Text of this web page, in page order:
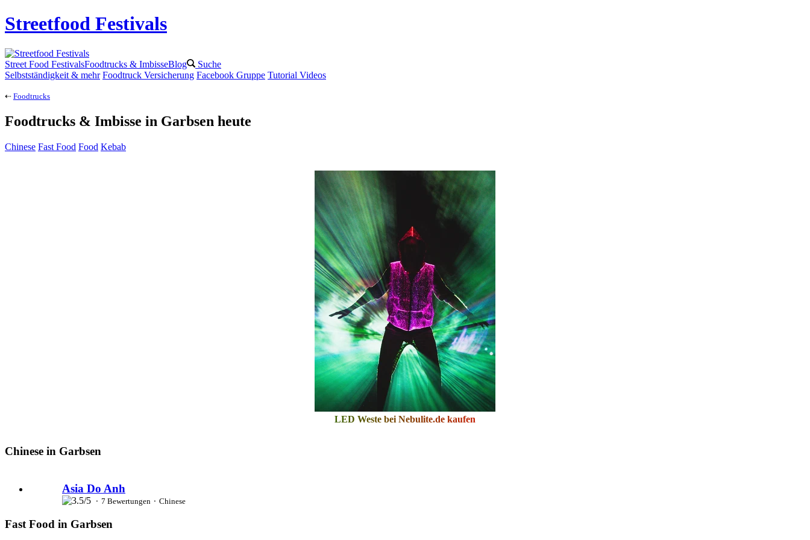
Streetfood Festivals
Street Food FestivalsFoodtrucks & ImbisseBlog
Suche
Selbstständigkeit & mehr Foodtruck Versicherung Facebook Gruppe Tutorial Videos
⇠ Foodtrucks
Foodtrucks & Imbisse in Garbsen heute
Chinese Fast Food Food Kebab
LED Weste bei Nebulite.de kaufen
Chinese in Garbsen
Asia Do Anh
⬝ 7 Bewertungen ⬝ Chinese
Fast Food in Garbsen